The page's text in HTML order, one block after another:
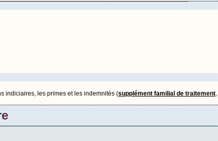
indiciaires, les primes et les indemnités (supplément familial de traitement